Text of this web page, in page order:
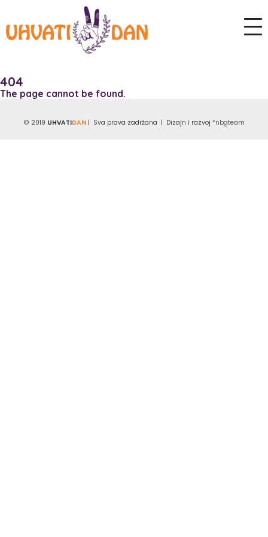
404
The page cannot be found.
© 2019 UHVATIDAN| Sva prava zadržana | Dizajn i razvoj *nbgteam